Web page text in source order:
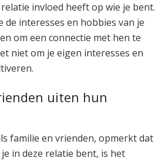
invloed heeft op wie je bent.
de interesses en hobbies van je
om een connectie met hen te
niet om je eigen interesses en
uiten hun
familie en vrienden, opmerkt dat
in deze relatie bent, is het